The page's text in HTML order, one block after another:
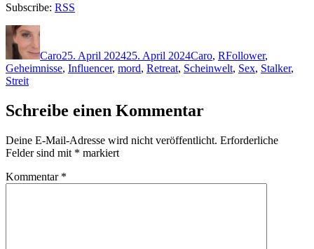
Subscribe: RSS
Autor
Caro25. April 202425. April 2024Caro, RFollower,
Geheimnisse, Influencer, mord, Retreat, Scheinwelt, Sex, Stalker,
Streit
Schreibe einen Kommentar
Deine E-Mail-Adresse wird nicht veröffentlicht. Erforderliche
Felder sind mit * markiert
Kommentar *